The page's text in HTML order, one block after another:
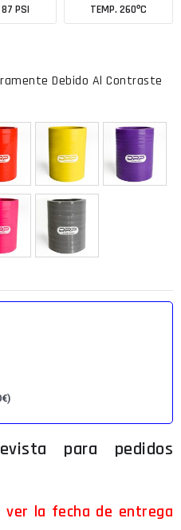
87 PSI TEMP. 260ºC
€)
ver la fecha de entrega